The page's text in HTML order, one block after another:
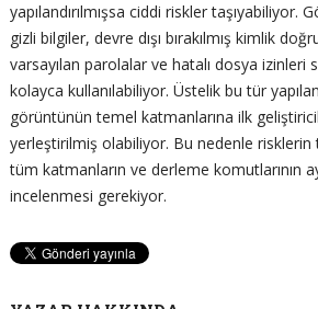
yapılandırılmışsa ciddi riskler taşıyabiliyor.
gizli bilgiler, devre dışı bırakılmış kimlik
varsayılan parolalar ve hatalı dosya izinleri
kolayca kullanılabiliyor. Üstelik bu tür
görüntünün temel katmanlarına ilk
yerleştirilmiş olabiliyor. Bu nedenle
tüm katmanların ve derleme komutlarının
incelenmesi gerekiyor.